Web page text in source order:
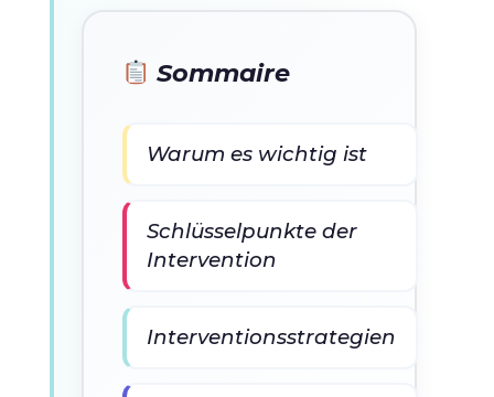
Sommaire
Warum es wichtig ist
Schlüsselpunkte der
Intervention
Interventionsstrategien